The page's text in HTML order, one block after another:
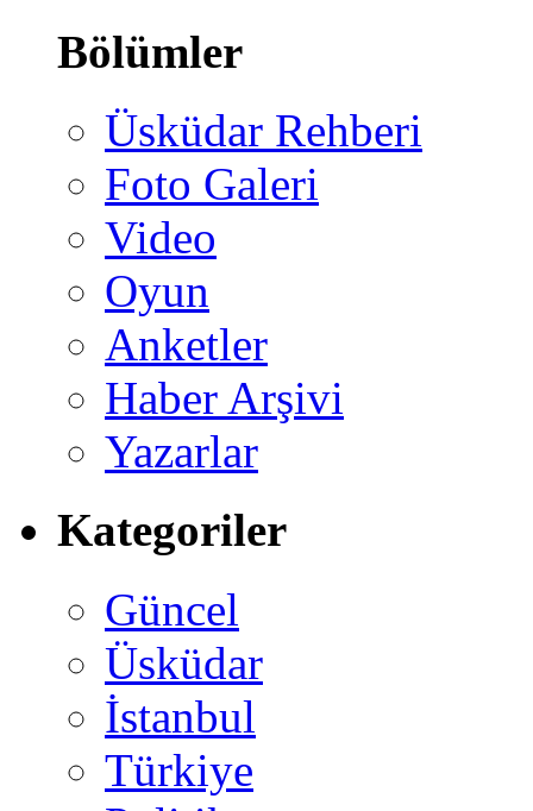
Bölümler
Üsküdar Rehberi
Foto Galeri
Video
Oyun
Anketler
Haber Arşivi
Yazarlar
Kategoriler
Güncel
Üsküdar
İstanbul
Türkiye